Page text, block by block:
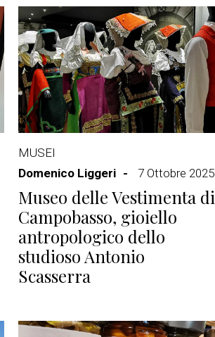
MUSEI
Domenico Liggeri
7 Ottobre 2025
Museo delle Vestimenta di
Campobasso, gioiello
antropologico dello
studioso Antonio
Scasserra